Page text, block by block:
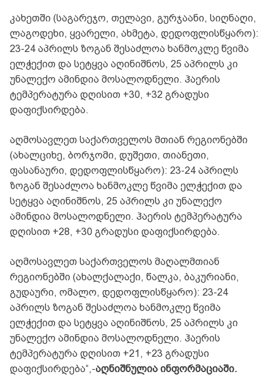
კახეთში (საგარეჯო, თელავი, გურჯაანი, სიღნაღი,
ლაგოდეხი, ყვარელი, ახმეტა, დედოფლისწყარო):
23-24 აპრილს ზოგან შესაძლოა ხანმოკლე წვიმა
ელჭექით და სეტყვა აღინიშნოს, 25 აპრილს კი
უნალექო ამინდია მოსალოდნელი. ჰაერის
ტემპერატურა დღისით +30, +32 გრადუსი
დაფიქსირდება.
აღმოსავლეთ საქართველოს მთიან რეგიონებში
(ახალციხე, ბორჯომი, დუშეთი, თიანეთი,
ფასანაური, დედოფლისწყარო): 23-24 აპრილს
ზოგან შესაძლოა ხანმოკლე წვიმა ელჭექით და
სეტყვა აღინიშნოს, 25 აპრილს კი უნალექო
ამინდია მოსალოდნელი. ჰაერის ტემპერატურა
დღისით +28, +30 გრადუსი დაფიქსირდება.
აღმოსავლეთ საქართველოს მაღალმთიან
რეგიონებში (ახალქალაქი, წალკა, ბაკურიანი,
გუდაური, ომალო, დედოფლისწყარო): 23-24
აპრილს ზოგან შესაძლოა ხანმოკლე წვიმა
ელჭექით და სეტყვა აღინიშნოს, 25 აპრილს კი
უნალექო ამინდია მოსალოდნელი. ჰაერის
ტემპერატურა დღისით +21, +23 გრადუსი
დაფიქსირდება“,-აღნიშნულია ინფორმაციაში.